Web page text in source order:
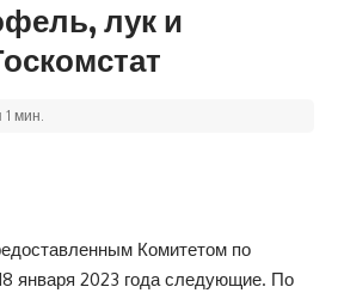
лук и
мин.
Комитетом по
января 2023 года следующие. По